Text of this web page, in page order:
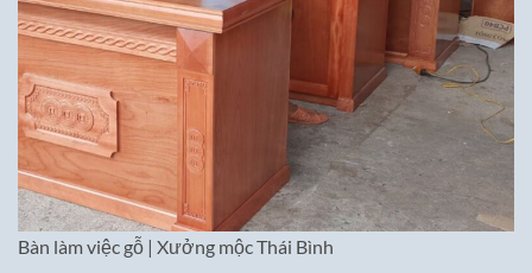
Bàn làm việc gỗ | Xưởng mộc Thái Bình